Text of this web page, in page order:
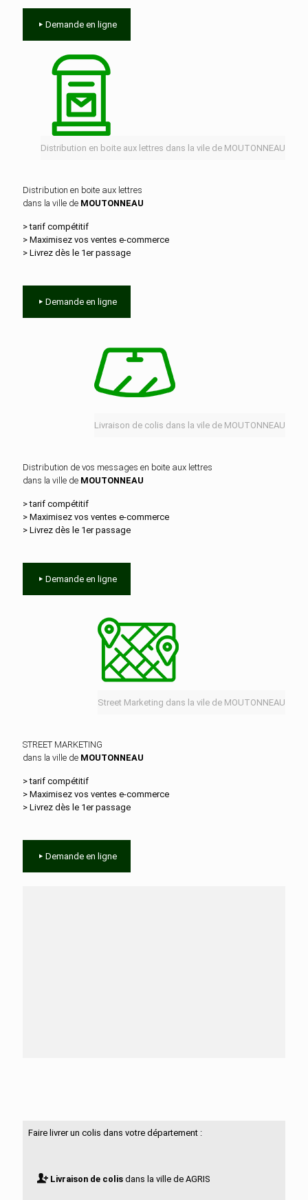
Demande en ligne
Distribution en boite aux lettres dans la vile de MOUTONNEAU
Distribution en boite aux lettres
dans la ville de MOUTONNEAU
> tarif compétitif
> Maximisez vos ventes e‑commerce
> Livrez dès le 1er passage
Demande en ligne
Livraison de colis dans la vile de MOUTONNEAU
Distribution de vos messages en boite aux lettres
dans la ville de MOUTONNEAU
> tarif compétitif
> Maximisez vos ventes e‑commerce
> Livrez dès le 1er passage
Demande en ligne
Street Marketing dans la vile de MOUTONNEAU
STREET MARKETING
dans la ville de MOUTONNEAU
> tarif compétitif
> Maximisez vos ventes e‑commerce
> Livrez dès le 1er passage
Demande en ligne
Faire livrer un colis dans votre département :
Livraison de colisdans la ville de AGRIS